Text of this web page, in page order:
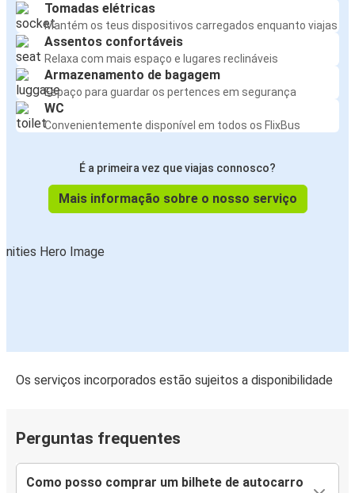
Tomadas elétricas
Mantém os teus dispositivos carregados enquanto viajas
Assentos confortáveis
Relaxa com mais espaço e lugares reclináveis
Armazenamento de bagagem
Espaço para guardar os pertences em segurança
WC
Convenientemente disponível em todos os FlixBus
É a primeira vez que viajas connosco?
Mais informação sobre o nosso serviço
Os serviços incorporados estão sujeitos a disponibilidade
Perguntas frequentes
Como posso comprar um bilhete de autocarro